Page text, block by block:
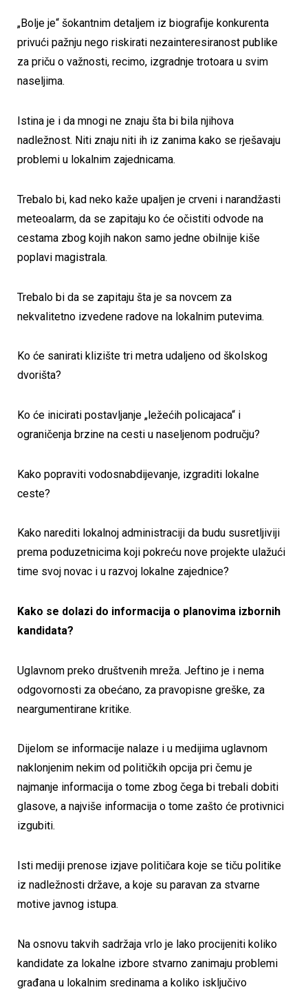
„Bolje je“ šokantnim detaljem iz biografije konkurenta
privući pažnju nego riskirati nezainteresiranost publike
za priču o važnosti, recimo, izgradnje trotoara u svim
naseljima.
Istina je i da mnogi ne znaju šta bi bila njihova
nadležnost. Niti znaju niti ih iz zanima kako se rješavaju
problemi u lokalnim zajednicama.
Trebalo bi, kad neko kaže upaljen je crveni i narandžasti
meteoalarm, da se zapitaju ko će očistiti odvode na
cestama zbog kojih nakon samo jedne obilnije kiše
poplavi magistrala.
Trebalo bi da se zapitaju šta je sa novcem za
nekvalitetno izvedene radove na lokalnim putevima.
Ko će sanirati klizište tri metra udaljeno od školskog
dvorišta?
Ko će inicirati postavljanje „ležećih policajaca“ i
ograničenja brzine na cesti u naseljenom području?
Kako popraviti vodosnabdijevanje, izgraditi lokalne
ceste?
Kako narediti lokalnoj administraciji da budu susretljiviji
prema poduzetnicima koji pokreću nove projekte ulažući
time svoj novac i u razvoj lokalne zajednice?
Kako se dolazi do informacija o planovima izbornih
kandidata?
Uglavnom preko društvenih mreža. Jeftino je i nema
odgovornosti za obećano, za pravopisne greške, za
neargumentirane kritike.
Dijelom se informacije nalaze i u medijima uglavnom
naklonjenim nekim od političkih opcija pri čemu je
najmanje informacija o tome zbog čega bi trebali dobiti
glasove, a najviše informacija o tome zašto će protivnici
izgubiti.
Isti mediji prenose izjave političara koje se tiču politike
iz nadležnosti države, a koje su paravan za stvarne
motive javnog istupa.
Na osnovu takvih sadržaja vrlo je lako procijeniti koliko
kandidate za lokalne izbore stvarno zanimaju problemi
građana u lokalnim sredinama a koliko isključivo